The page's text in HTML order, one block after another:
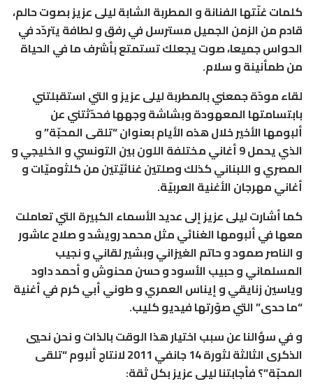
كلمات غنّتها الفنانة و المطربة الشابة ليلى عزيز بصوت حالم،
قادم من الزمن الجميل مسترسل في رفق و لطافة يتردّد في
الحواس جميعا، صوت يجعلك تستمتع بأشرف ما في الحياة
من طمأنينة و سلام.
لقاء مودّة جمعني بالمطربة ليلى عزيز و التي استقبلتني
بابتسامتها المعهودة وبشاشة وجهها فحدّثتني عن
ألبومها الأخير خلال هذه الأيام بعنوان “تلقى المحبّة” و
الذي يحمل 9 أغاني مختلفة اللون بين التونسي و الخليجي و
المصري و اللبناني كذلك وصلتين غنائيّتين من كلثوميّات و
أغاني مهرجان الأغنية العربيّة.
كما أشارت ليلى عزيز إلى عديد الأسماء الكبيرة التي تعاملت
معها في ألبومها الغنائي مثل محمد رويشد و صلاح عاشور
و الناصر صمود و حاتم الغيزاني وبشير لقاني و نجيب
المسلماني و حبيب الأسود و حسن محنوش و أحمد داود
وياسين زنايقي و إيناس العمري و طوني أبي كرم في أغنية
“ما حدى” التي صوّرتها فيديو كليب.
و في سؤالنا عن سبب اختيار هذا الوقت بالذات و نحن نحيي
الذكرى الثالثة لثورة 14 جانفي 2011 لانتاج ألبوم “تلقى
المحبّة”؟ فأجابتنا ليلى عزيز بكل ثقة: